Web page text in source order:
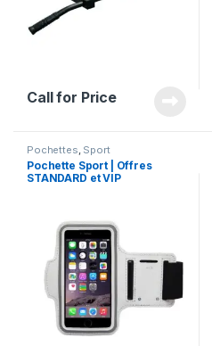
Call for Price
Pochettes Sport
Pochette Sport | Offres
STANDARD et VIP